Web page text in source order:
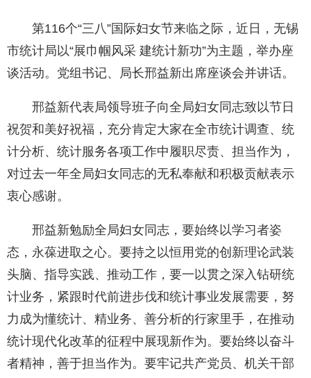
第116个“三八”国际妇女节来临之际，近日，无锡
市统计局以“展巾帼风采 建统计新功”为主题，举办座
谈活动。党组书记、局长邢益新出席座谈会并讲话。
邢益新代表局领导班子向全局妇女同志致以节日
祝贺和美好祝福，充分肯定大家在全市统计调查、统
计分析、统计服务各项工作中履职尽责、担当作为，
对过去一年全局妇女同志的无私奉献和积极贡献表示
衷心感谢。
邢益新勉励全局妇女同志，要始终以学习者姿
态，永葆进取之心。要持之以恒用党的创新理论武装
头脑、指导实践、推动工作，要一以贯之深入钻研统
计业务，紧跟时代前进步伐和统计事业发展需要，努
力成为懂统计、精业务、善分析的行家里手，在推动
统计现代化改革的征程中展现新作为。要始终以奋斗
者精神，善于担当作为。要牢记共产党员、机关干部